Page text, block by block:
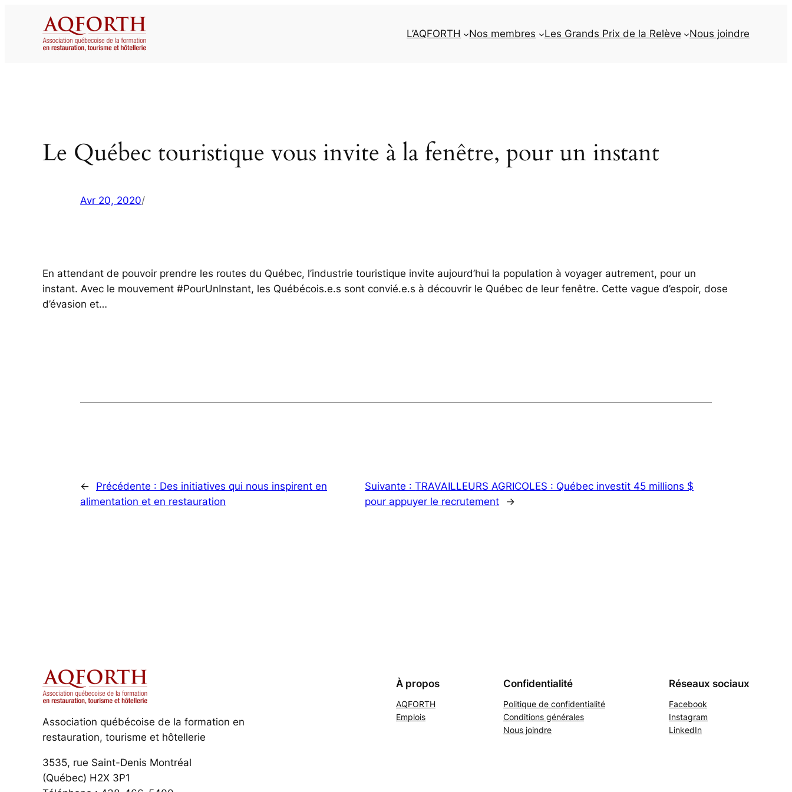
L’AQFORTH Nos membres Les Grands Prix de la Relève Nous joindre
Le Québec touristique vous invite à la fenêtre, pour un instant
Avr 20, 2020/
En attendant de pouvoir prendre les routes du Québec, l’industrie touristique invite aujourd’hui la population à voyager autrement, pour un
instant. Avec le mouvement #PourUnInstant, les Québécois.e.s sont convié.e.s à découvrir le Québec de leur fenêtre. Cette vague d’espoir, dose
d’évasion et…
← Précédente : Des initiatives qui nous inspirent en
alimentation et en restauration
Suivante :TRAVAILLEURS AGRICOLES : Québec investit 45 millions $
pour appuyer le recrutement
→
Association québécoise de la formation en
restauration, tourisme et hôtellerie
3535, rue Saint-Denis Montréal
(Québec) H2X 3P1
À propos
AQFORTH
Emplois
Confidentialité
Politique de confidentialité
Conditions générales
Nous joindre
Réseaux sociaux
Facebook
Instagram
LinkedIn